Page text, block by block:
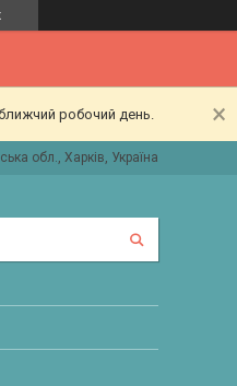
робочий день.
обл., Харків, Україна